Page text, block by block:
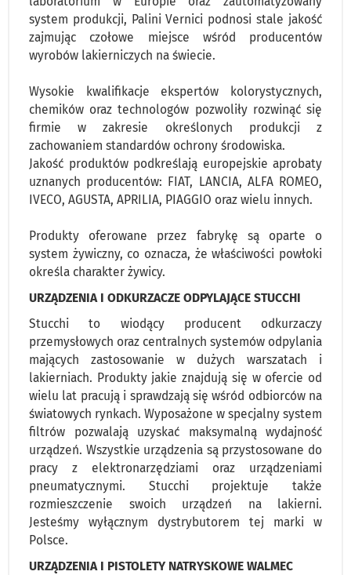
system produkcji, Palini Vernici podnosi stale jakość
zajmując czołowe miejsce wśród producentów
wyrobów lakierniczych na świecie.
Wysokie kwalifikacje ekspertów kolorystycznych,
chemików oraz technologów pozwoliły rozwinąć się
firmie w zakresie określonych produkcji z
zachowaniem standardów ochrony środowiska.
Jakość produktów podkreślają europejskie aprobaty
uznanych producentów: FIAT, LANCIA, ALFA ROMEO,
IVECO, AGUSTA, APRILIA, PIAGGIO oraz wielu innych.
Produkty oferowane przez fabrykę są oparte o
system żywiczny, co oznacza, że właściwości powłoki
określa charakter żywicy.
URZĄDZENIA I ODKURZACZE ODPYLAJĄCE STUCCHI
Stucchi to wiodący producent odkurzaczy
przemysłowych oraz centralnych systemów odpylania
mających zastosowanie w dużych warszatach i
lakierniach. Produkty jakie znajdują się w ofercie od
wielu lat pracują i sprawdzają się wśród odbiorców na
światowych rynkach. Wyposażone w specjalny system
filtrów pozwalają uzyskać maksymalną wydajność
urządzeń. Wszystkie urządzenia są przystosowane do
pracy z elektronarzędziami oraz urządzeniami
pneumatycznymi. Stucchi projektuje także
rozmieszczenie swoich urządzeń na lakierni.
Jesteśmy wyłącznym dystrybutorem tej marki w
Polsce.
URZĄDZENIA I PISTOLETY NATRYSKOWE WALMEC